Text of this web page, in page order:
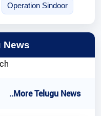
Operation Sindoor
News
..More Telugu News